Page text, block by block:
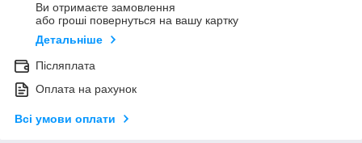
Ви отримаєте замовлення
або гроші повернуться на вашу картку
Детальніше
Післяплата
Оплата на рахунок
Всі умови оплати